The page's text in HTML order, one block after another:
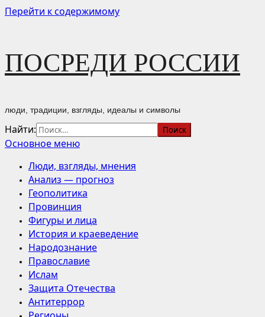
Перейти к содержимому
ПОСРЕДИ РОССИИ
люди, традиции, взгляды, идеалы и символы
Найти:
Основное меню
Люди, взгляды, мнения
Анализ — прогноз
Геополитика
Провинция
Фигуры и лица
История и краеведение
Народознание
Православие
Ислам
Защита Отечества
Антитеррор